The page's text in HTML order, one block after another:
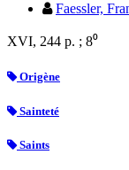
Faessler,
XVI, 244 p. ; 8⁰
Origène
Sainteté
Saints